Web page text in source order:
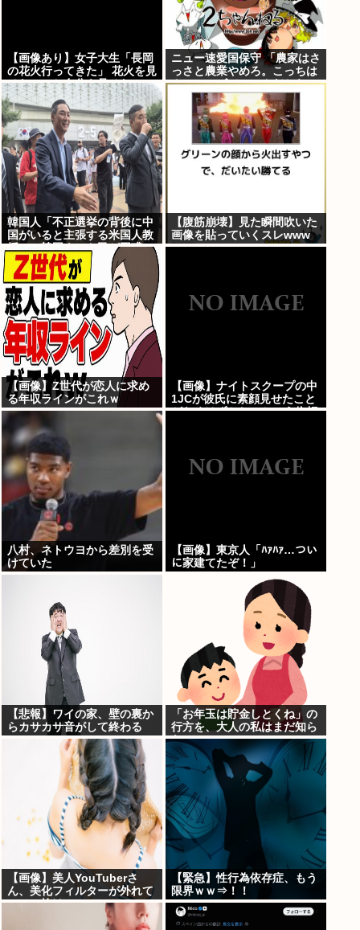
【画像あり】女子大生「長岡
の花火行ってきた」 花火を見
せたいのか自分を見せたいの
かどっちだよ！
ニュー速愛国保守 「農家はさ
っさと農業やめろ。こっちは
カルローズでいいんだから。
農業されたら迷惑だ」
韓国人「不正選挙の背後に中
国がいると主張する米国人教
授に、韓国ネット民が困惑」
【腹筋崩壊】見た瞬間吹いた
画像を貼っていくスレwww
【画像】Z世代が恋人に求め
る年収ラインがこれｗ
【画像】ナイトスクープの中
1JCが彼氏に素顔見せたこと
がなくはずかしいという依頼
八村、ネトウヨから差別を受
けていた
【画像】東京人「ﾊｧﾊｧ…つい
に家建てたぞ！」
【悲報】ワイの家、壁の裏か
らカサカサ音がして終わる
「お年玉は貯金しとくね」の
行方を、大人の私はまだ知ら
ない。
【画像】美人YouTuberさ
ん、美化フィルターが外れて
ぶっコ抜けwww
【緊急】性行為依存症、もう
限界ｗｗ⇒！！